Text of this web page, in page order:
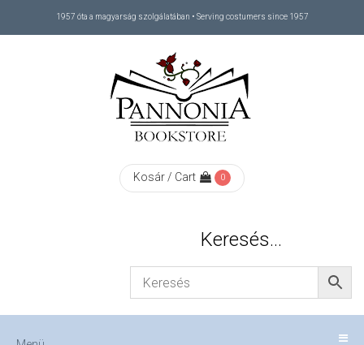
1957 óta a magyarság szolgálatában • Serving costumers since 1957
Kosár / Cart 0
Keresés…